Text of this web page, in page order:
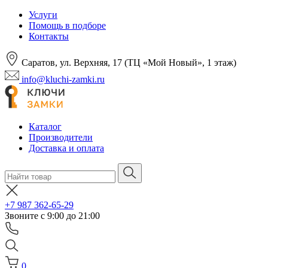
Услуги
Помощь в подборе
Контакты
Саратов, ул. Верхняя, 17 (ТЦ «Мой Новый», 1 этаж)
info@kluchi-zamki.ru
Каталог
Производители
Доставка и оплата
+7 987 362-65-29
Звоните с 9:00 до 21:00
0